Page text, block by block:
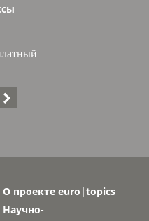

О проекте euro|topics
Научно-